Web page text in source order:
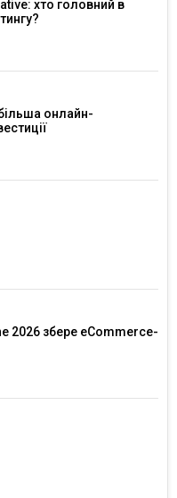
хто головний в
онлайн-
2026 збере eCommerce-